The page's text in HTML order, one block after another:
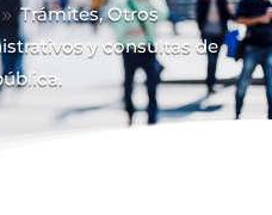
9 Trámites, Otros
y consultas de